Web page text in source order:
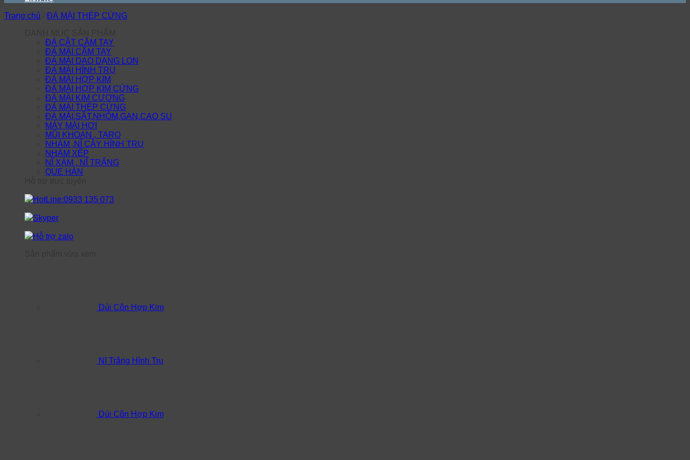
Trang chủ
ĐÁ MÀI THÉP CỨNG
ĐÁ CẮT CẦM TAY
ĐÁ MÀI CẦM TAY
ĐÁ MÀI DAO DẠNG LON
ĐÁ MÀI HÌNH TRỤ
ĐÁ MÀI HỢP KIM
ĐÁ MÀI HỢP KIM CỨNG
ĐÁ MÀI KIM CƯƠNG
ĐÁ MÀI THÉP CỨNG
ĐÁ MÀI,SẮT,NHÔM,GAN,CAO SU
MÁY MÀI HƠI
MŨI KHOAN , TARO
NHÁM ,NĨ CÂY HÌNH TRỤ
NHÁM XẾP
NĨ XÁM , NĨ TRẮNG
QUE HÀN
HotLine:0933 135 073
Skyper
Hỗ trợ zalo
Dùi Côn Hợp Kim
Nĩ Trắng Hình Trụ
Dùi Côn Hợp Kim